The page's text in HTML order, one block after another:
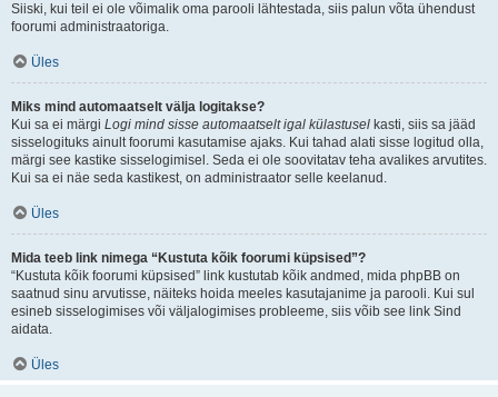
Siiski, kui teil ei ole võimalik oma parooli lähtestada, siis palun võta ühendust
foorumi administraatoriga.
Üles
Miks mind automaatselt välja logitakse?
Kui sa ei märgi Logi mind sisse automaatselt igal külastusel kasti, siis sa jääd
sisselogituks ainult foorumi kasutamise ajaks. Kui tahad alati sisse logitud olla,
märgi see kastike sisselogimisel. Seda ei ole soovitatav teha avalikes arvutites.
Kui sa ei näe seda kastikest, on administraator selle keelanud.
Üles
Mida teeb link nimega “Kustuta kõik foorumi küpsised”?
“Kustuta kõik foorumi küpsised” link kustutab kõik andmed, mida phpBB on
saatnud sinu arvutisse, näiteks hoida meeles kasutajanime ja parooli. Kui sul
esineb sisselogimises või väljalogimises probleeme, siis võib see link Sind
aidata.
Üles